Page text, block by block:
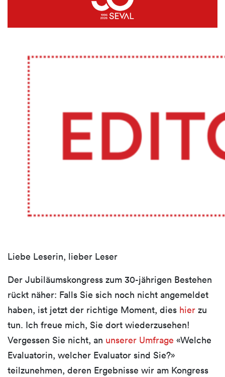
Liebe Leserin, lieber Leser
Der Jubiläumskongress zum 30-jährigen Bestehen
rückt näher: Falls Sie sich noch nicht angemeldet
haben, ist jetzt der richtige Moment, dies hier zu
tun. Ich freue mich, Sie dort wiederzusehen!
Vergessen Sie nicht, an unserer Umfrage «Welche
Evaluatorin, welcher Evaluator sind Sie?»
teilzunehmen, deren Ergebnisse wir am Kongress